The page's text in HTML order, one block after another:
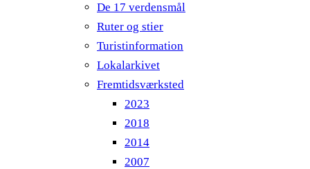
De 17 verdensmål
Ruter og stier
Turistinformation
Lokalarkivet
Fremtidsværksted
2023
2018
2014
2007